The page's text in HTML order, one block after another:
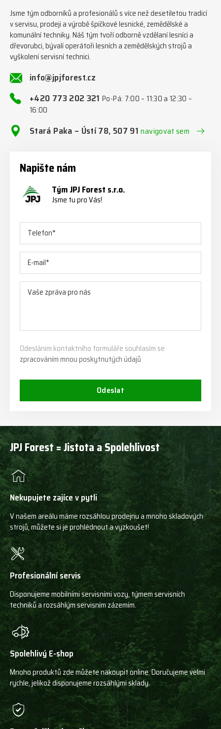
Jsme tým odborníků a profesionálů s více než desetiletou tradicí
v servisu, prodeji a výrobě špičkové lesnické, zemědělské a
komunální techniky. Náš tým tvoří odborně vzdělaní lesníci a
dřevorubci, bývalí operátoři lesních a zemědělských strojů a
vyškolení servisní technici.
info@jpjforest.cz
+420 773 202 321Po-Pá: 7:00 – 11:30 a 12:30 –
16:00
Stará Paka – Ústí 78, 507 91navigovat sem
Napište nám
Tým JPJ Forest s.r.o.
Jsme tu pro Vás!
Odesláním kontaktního formuláře souhlasím se
zpracováním mnou poskytnutých údajů
Odeslat
JPJ Forest = Jistota a Spolehlivost
Nekupujete zajíce v pytli
V našem areálu máme rozsáhlou prodejnu a mnoho skladových
strojů, můžete si je prohlédnout a vyzkoušet!
Profesionální servis
Disponujeme mobilními servisními vozy, týmem servisních
techniků a rozsáhlým servisním zázemím.
Spolehlivý E-shop
Mnoho produktů zde můžete nakoupit online. Doručujeme velmi
rychle, jelikož disponujeme rozsáhlými sklady.